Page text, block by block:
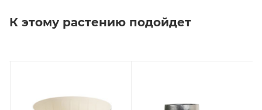
К этому растению подойдет